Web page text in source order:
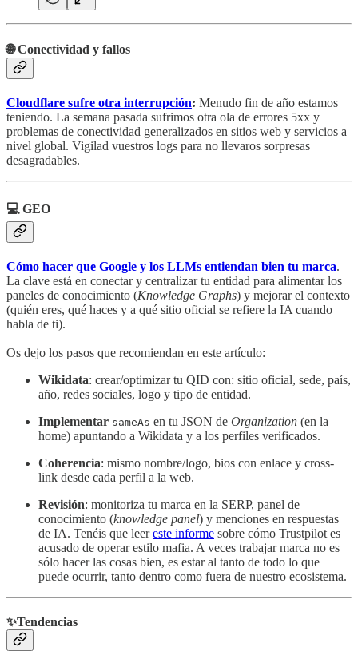
🌐 Conectividad y fallos
Cloudflare sufre otra interrupción: Menudo fin de año estamos
teniendo. La semana pasada sufrimos otra ola de errores 5xx y
problemas de conectividad generalizados en sitios web y servicios a
nivel global. Vigilad vuestros logs para no llevaros sorpresas
desagradables.
💻 GEO
Cómo hacer que Google y los LLMs entiendan bien tu marca.
La clave está en conectar y centralizar tu entidad para alimentar los
paneles de conocimiento (Knowledge Graphs) y mejorar el contexto
(quién eres, qué haces y a qué sitio oficial se refiere la IA cuando
habla de ti).
Os dejo los pasos que recomiendan en este artículo:
Wikidata: crear/optimizar tu QID con: sitio oficial, sede, país,
año, redes sociales, logo y tipo de entidad.
Implementar sameAs en tu JSON de Organization (en la
home) apuntando a Wikidata y a los perfiles verificados.
Coherencia: mismo nombre/logo, bios con enlace y cross-
link desde cada perfil a la web.
Revisión: monitoriza tu marca en la SERP, panel de
conocimiento (knowledge panel) y menciones en respuestas
de IA. Tenéis que leereste informe sobre cómo Trustpilot es
acusado de operar estilo mafia. A veces trabajar marca no es
sólo hacer las cosas bien, es estar al tanto de todo lo que
puede ocurrir, tanto dentro como fuera de nuestro ecosistema.
✨Tendencias